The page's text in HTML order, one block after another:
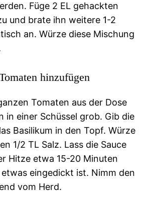
Füge 2 EL gehackten
und brate ihn weitere 1-2
an. Würze diese Mischung
hinzufügen
Tomaten aus der Dose
in einer Schüssel grob. Gib die
Basilikum in den Topf. Würze
1/2 TL Salz. Lass die Sauce
Hitze etwa 15-20 Minuten
eingedickt ist. Nimm den
vom Herd.